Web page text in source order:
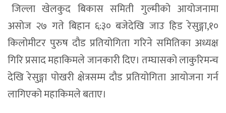
जिल्ला खेलकुद बिकास समिती गुल्मीको आयोजनामा
असोज २७ गते बिहान ६:३० बजेदेखि जाउ हिड रेसुङ्गा,१०
किलोमीटर पुरुष दौड प्रतियोगिता गरिने समितिका अध्यक्ष
गिरि प्रसाद महाकिमले जानकारी दिए। तम्घासको लाकुरिमन्च
देखि रेसुङ्गा पोखरी क्षेत्रसम्म दौड प्रतियोगिता आयोजना गर्न
लागिएको महाकिमले बताए।